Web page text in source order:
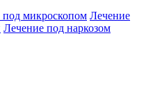
под микроскопом Лечение
Лечение под наркозом